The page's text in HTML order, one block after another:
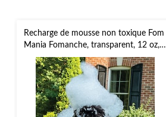
Recharge de mousse non toxique Fom
Mania Fomanche, transparent, 12 oz, 5
ans et plus, pour activités
estivales/d'extérieur